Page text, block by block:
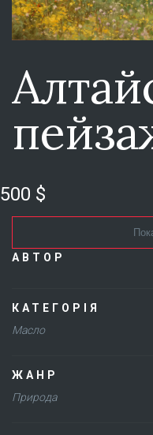
500 $
АВТОР
КАТЕГОРІЯ
Масло
ЖАНР
Природа